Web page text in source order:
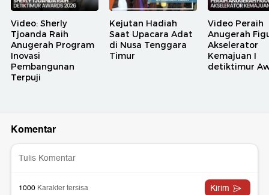
Video: Sherly
Tjoanda Raih
Anugerah Program
Inovasi
Pembangunan
Terpuji
Kejutan Hadiah
Saat Upacara Adat
di Nusa Tenggara
Timur
Video Peraih
Anugerah
Akselerator
Kemajuan I
detiktimur